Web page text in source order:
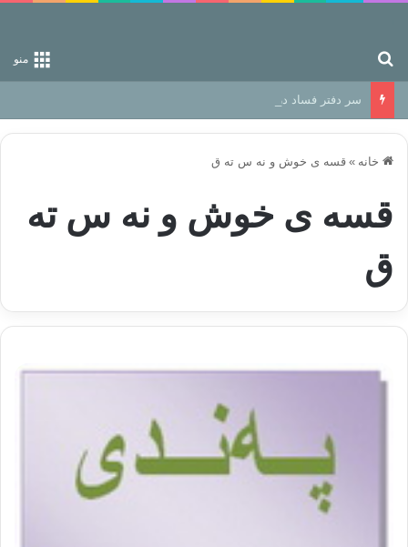
منو
سر دفتر فساد در زمین‌، دوری وکناره‌گیری از راه خداست‌!
خانه » قسه ی خوش و نه س ته ق
قسه ی خوش و نه س ته
ق